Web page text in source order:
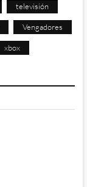
televisión
Vengadores
xbox